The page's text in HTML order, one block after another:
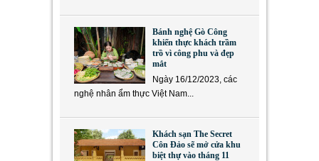
Bánh nghệ Gò Công
khiến thực khách trầm
trồ vì công phu và đẹp
mắt
Ngày 16/12/2023, các
nghệ nhân ẩm thực Việt Nam...
Khách sạn The Secret
Côn Đảo sẽ mở cửa khu
biệt thự vào tháng 11